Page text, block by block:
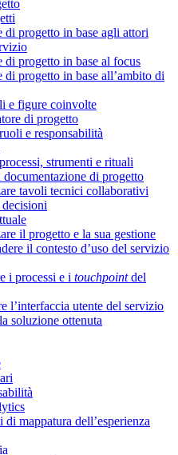
di progetto in base agli attori
progetto in base al focus
progetto in base all’ambito di
e figure coinvolte
di progetto
e responsabilità
strumenti e rituali
di progetto
tavoli tecnici collaborativi
il progetto e la sua gestione
il contesto d’uso del servizio
i processi e i touchpointdel
l’interfaccia utente del servizio
soluzione ottenuta
mappatura dell’esperienza